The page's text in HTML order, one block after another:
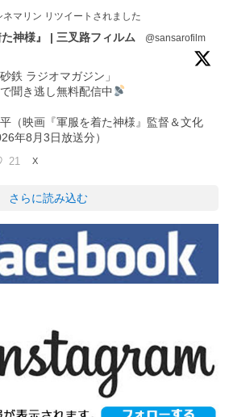
ネマリン リツイートされました
神様』 | 三叉路フィルム
@sansarofilm
鉄 ラジオマガジン」
聞き逃し無料配信中
（映画『軍服を着た神様』監督＆文化
年8月3日放送分）
21 X
さらに読み込む